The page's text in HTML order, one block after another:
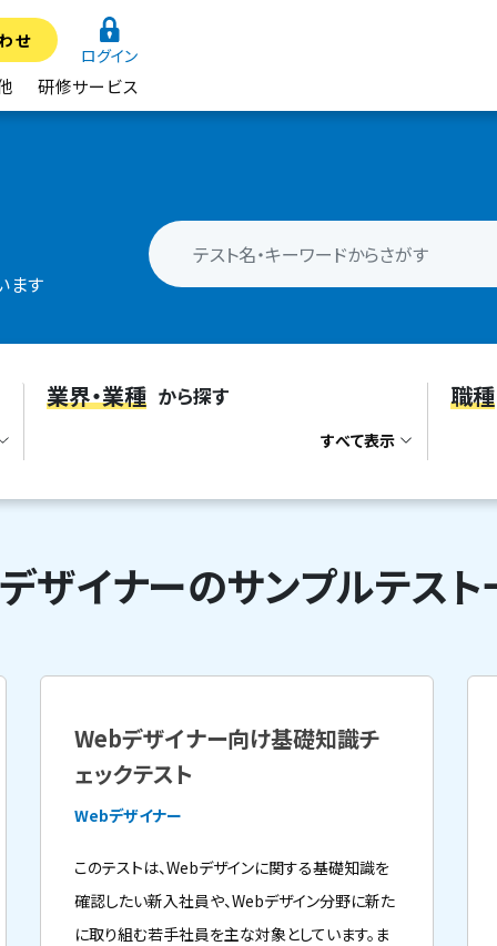
研修サービス
せ
ログイン
ます
業界・業種 から探す
すべて表示
職種
ザイナーのサンプルテス
Webデザイナー向け基礎知識チ
ェックテスト
Webデザイナー
このテストは、Webデザインに関する基礎知識を
確認したい新入社員や、Webデザイン分野に新た
に取り組む若手社員を主な対象としています。ま